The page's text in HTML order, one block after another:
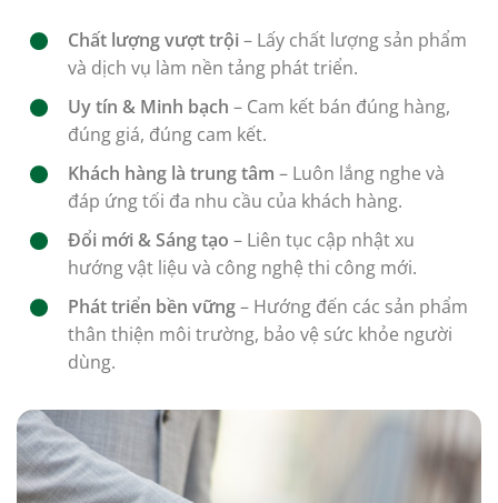
Chất lượng vượt trội – Lấy chất lượng sản phẩm
và dịch vụ làm nền tảng phát triển.
Uy tín & Minh bạch – Cam kết bán đúng hàng,
đúng giá, đúng cam kết.
Khách hàng là trung tâm – Luôn lắng nghe và
đáp ứng tối đa nhu cầu của khách hàng.
Đổi mới & Sáng tạo – Liên tục cập nhật xu
hướng vật liệu và công nghệ thi công mới.
Phát triển bền vững– Hướng đến các sản phẩm
thân thiện môi trường, bảo vệ sức khỏe người
dùng.